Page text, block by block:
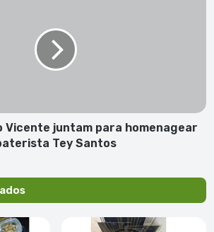
Vicente juntam para homenagear
Tey Santos